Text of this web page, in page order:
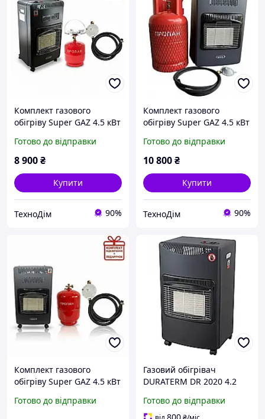
Комплект газового
обігріву Super GAZ 4.5 кВт
л ( Даруємо комплект
підключення у
Готово до відправки
8 900₴
Купити
ТехноДім 90%
Комплект газового
обігріву Super GAZ 4.5 кВт
27 л ( Даруємо комплект
підключення у
Готово до відправки
10 800₴
Купити
ТехноДім 90%
Комплект газового
обігріву Super GAZ 4.5 кВт
л ( Даруємо комплект
Готово до відправки
Газовий обігрівач
DURATERM DR 2020 4.2
Готово до відправки